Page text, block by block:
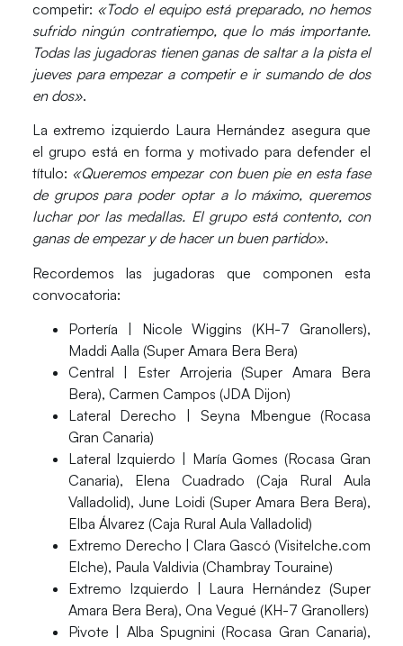
competir: «Todo el equipo está preparado, no hemos
sufrido ningún contratiempo, que lo más importante.
Todas las jugadoras tienen ganas de saltar a la pista el
jueves para empezar a competir e ir sumando de dos
en dos».
La extremo izquierdo Laura Hernández asegura que
el grupo está en forma y motivado para defender el
título: «Queremos empezar con buen pie en esta fase
de grupos para poder optar a lo máximo, queremos
luchar por las medallas. El grupo está contento, con
ganas de empezar y de hacer un buen partido».
Recordemos las jugadoras que componen esta
convocatoria:
Portería
| Nicole Wiggins (KH-7 Granollers),
Maddi Aalla (Super Amara Bera Bera)
Central | Ester Arrojeria (Super Amara Bera
Bera), Carmen Campos (JDA Dijon)
Lateral Derecho | Seyna Mbengue (Rocasa
Gran Canaria)
Lateral Izquierdo | María Gomes (Rocasa Gran
Canaria), Elena Cuadrado (Caja Rural Aula
Valladolid), June Loidi (Super Amara Bera Bera),
Elba Álvarez (Caja Rural Aula Valladolid)
Extremo Derecho | Clara Gascó (Visitelche.com
Elche), Paula Valdivia (Chambray Touraine)
Extremo Izquierdo | Laura Hernández (Super
Amara Bera Bera), Ona Vegué (KH-7 Granollers)
Pivote | Alba Spugnini (Rocasa Gran Canaria),